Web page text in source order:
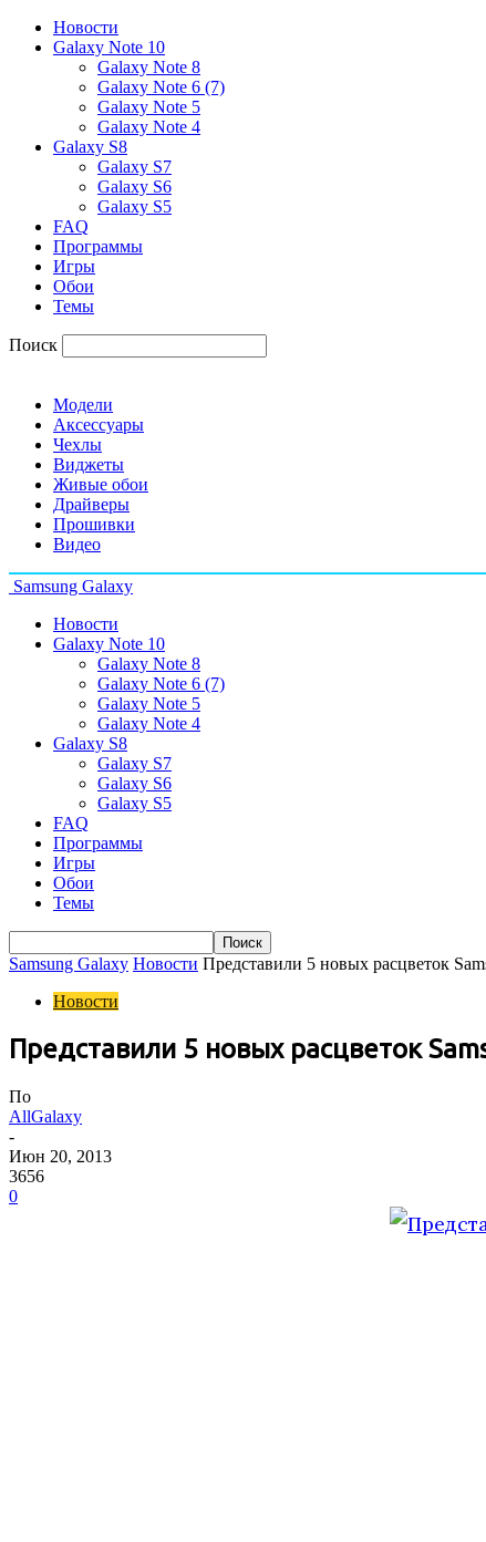
Новости
Galaxy Note 10
Galaxy Note 8
Galaxy Note 6 (7)
Galaxy Note 5
Galaxy Note 4
Galaxy S8
Galaxy S7
Galaxy S6
Galaxy S5
FAQ
Программы
Игры
Обои
Темы
Поиск
Модели
Аксессуары
Чехлы
Виджеты
Живые обои
Драйверы
Прошивки
Видео
Samsung Galaxy
Новости
Galaxy Note 10
Galaxy Note 8
Galaxy Note 6 (7)
Galaxy Note 5
Galaxy Note 4
Galaxy S8
Galaxy S7
Galaxy S6
Galaxy S5
FAQ
Программы
Игры
Обои
Темы
Samsung Galaxy Новости Представили 5 новых расцветок
Новости
Представили 5 новых расцветок
По
AllGalaxy
-
Июн 20, 2013
3656
0